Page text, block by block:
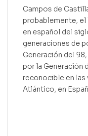
Campos de
probablemente, el
en español del
generaciones de
Generación del
por la Generación
reconocible en las
Atlántico, en